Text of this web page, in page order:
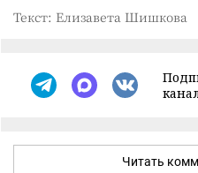
Текст: Елизавета Шишкова
Читать